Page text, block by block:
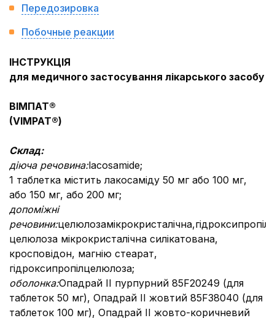
Передозировка
Побочные реакции
ІНСТРУКЦІЯ
для медичного застосування лікарського засобу
ВІМПАТ®
(VIMPAT®)
Склад:
діюча речовина:lacosamide;
1 таблетка містить лакосаміду 50 мг або 100 мг,
або 150 мг, або 200 мг;
допоміжні
речовини:
целюлоза мікрокристалічна силікатована,
кросповідон, магнію стеарат,
гідроксипропілцелюлоза;
оболонка:Опадрай II пурпурний 85F20249 (для
таблеток 50 мг), Опадрай II жовтий 85F38040 (для
таблеток 100 мг), Опадрай II жовто-коричневий